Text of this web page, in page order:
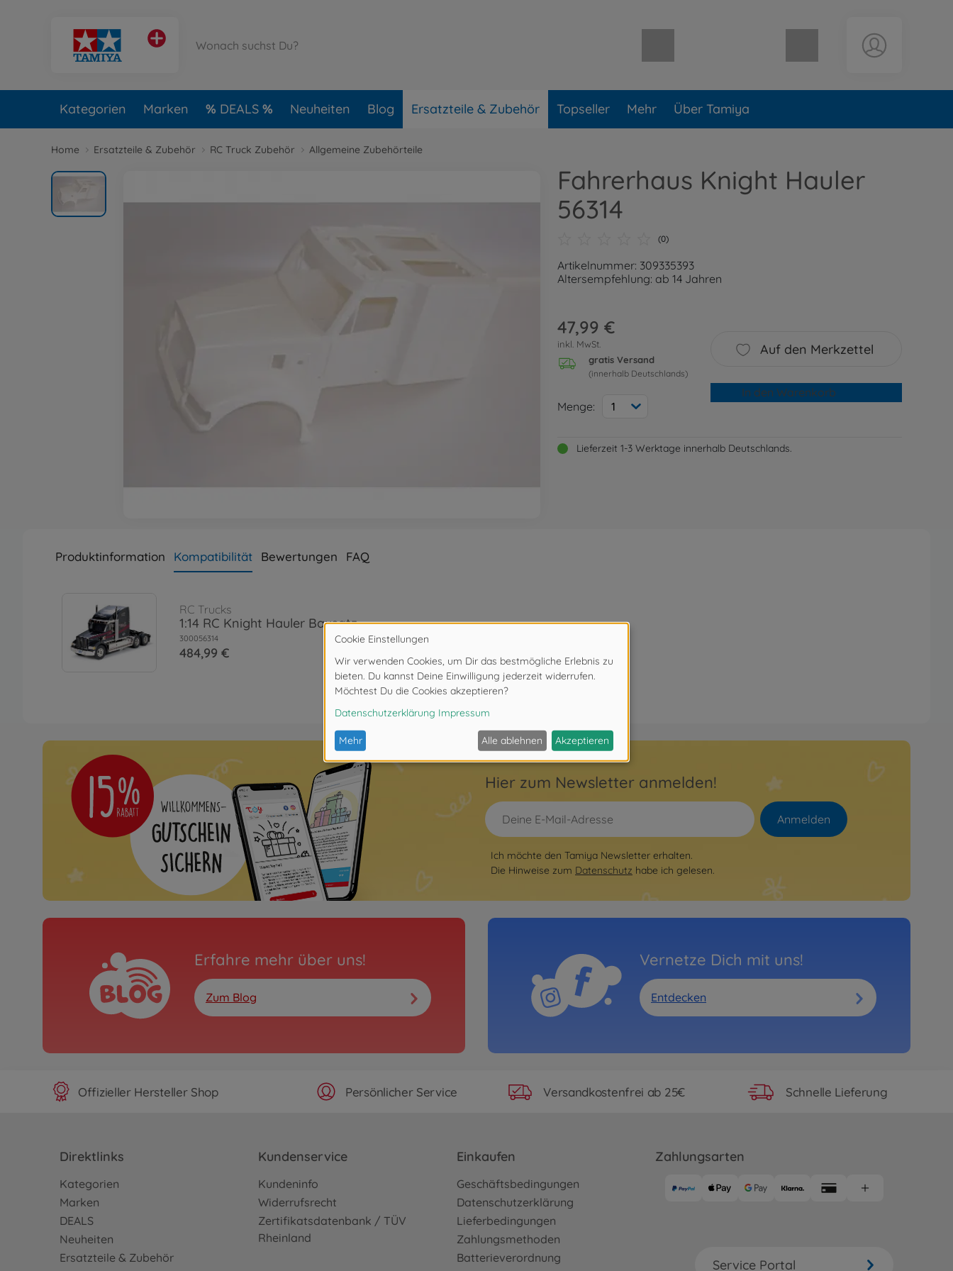
Warenkorb leer
Kategorien Marken DEALS Neuheiten Blog Ersatzteile & Zubehör Topseller Mehr Über Tamiya
Home Ersatzteile & Zubehör RC Truck Zubehör Allgemeine Zubehörteile
Fahrerhaus Knight Hauler
56314
(0)
Artikelnummer: 309335393
Altersempfehlung: ab 14 Jahren
47,99 €
inkl. MwSt.
gratis Versand
(innerhalb Deutschlands)
Menge: 1
Auf den Merkzettel
In den Warenkorb
Lieferzeit 1-3 Werktage innerhalb Deutschlands.
Produktinformation Kompatibilität Bewertungen FAQ
RC Trucks
1:14 RC Knight Hauler Bausatz
300056314
484,99 €
Hier zum Newsletter anmelden!
Anmelden
Ich möchte den Tamiya Newsletter erhalten.
Die Hinweise zum Datenschutz habe ich gelesen.
Erfahre mehr über uns!
Zum Blog
Vernetze Dich mit uns!
Entdecken
Offizieller Hersteller Shop Persönlicher Service Versandkostenfrei ab 25€ Schnelle Lieferung
Direktlinks
Kategorien
Marken
DEALS
Neuheiten
Ersatzteile & Zubehör
Kundenservice
Kundeninfo
Widerrufsrecht
Zertifikatsdatenbank / TÜV
Rheinland
Einkaufen
Geschäftsbedingungen
Datenschutzerklärung
Lieferbedingungen
Zahlungsmethoden
Batterieverordnung
Zahlungsarten
Service Portal